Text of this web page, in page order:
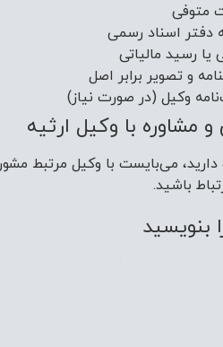
متوفی
دفتر اسناد رسمی
یا رسید مالیاتی
و تصویر برابر اصل
وکیل (در صورت نیاز)
مشاوره با وکیل ارثیه
می‌بایست با وکیل مرتبط
بنویسید
بخش‌های